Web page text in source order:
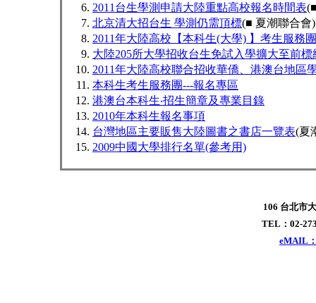
2011台生學測申請大陸重點高校報名時間表
北京清大招台生 學測仍需頂標(■ 夏潮聯合會)
2011年大陸高校【本科生(大學) 】考生服務
大陸205所大學招收台生免試入學擴大至前標
2011年大陸高校聯合招收華僑、港澳台地區
本科生考生服務團---報名專區
港澳台本科生‧招生簡章及專業目錄
2010年本科生報名事項
台灣地區主要販售大陸圖書之書店一覽表(夏
2009中國大學排行名單(參考用)
106 台北市
TEL：02-
eMAIL